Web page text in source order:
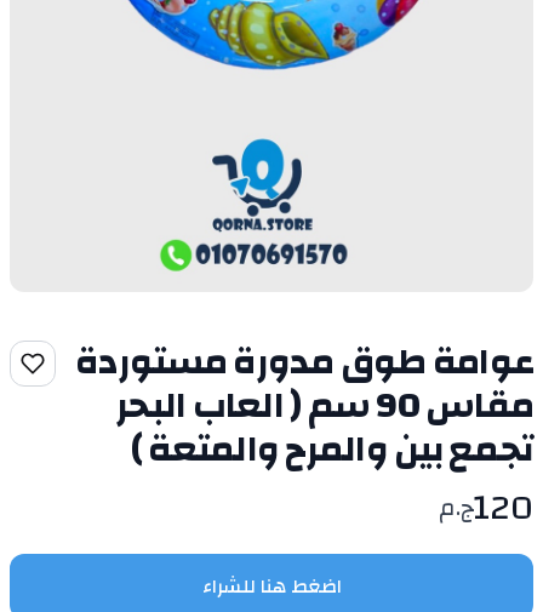
عوامة طوق مدورة مستوردة
مقاس 90 سم ( العاب البحر
تجمع بين والمرح والمتعة )
120ج.م
اضغط هنا للشراء